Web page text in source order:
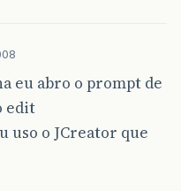
eu abro o prompt de
edit
uso o JCreator que